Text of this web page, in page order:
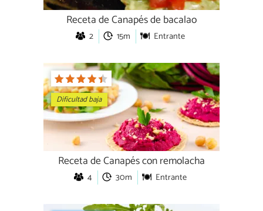
Receta de Canapés de bacalao
2 15m Entrante
Dificultad baja
Receta de Canapés con remolacha
4 30m Entrante